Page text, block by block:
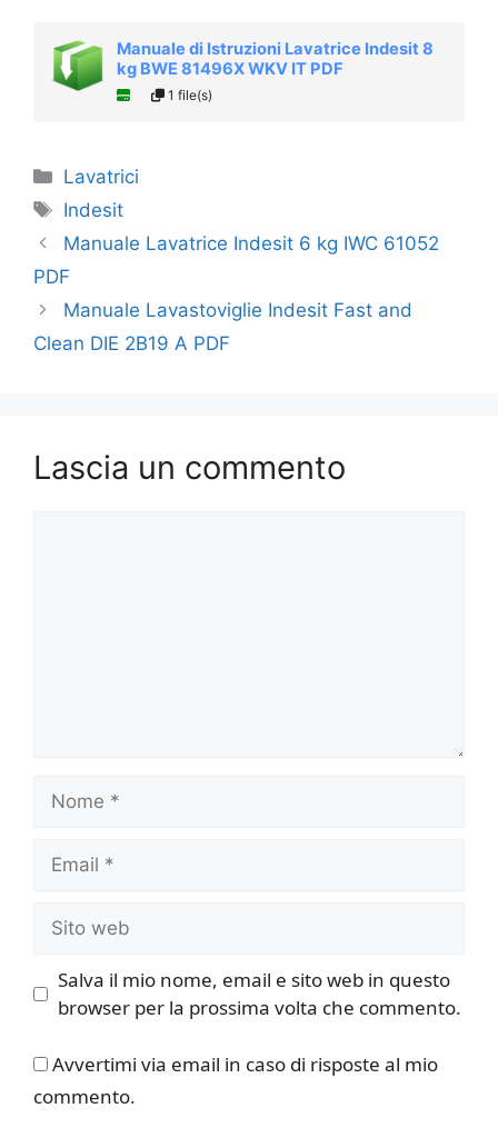
Manuale di Istruzioni Lavatrice Indesit 8
kg BWE 81496X WKV IT PDF
1 file(s)
Categorie
Lavatrici
Tag
Indesit
Manuale Lavatrice Indesit 6 kg​ IWC 61052
PDF
Manuale Lavastoviglie Indesit Fast and
Clean DIE 2B19 A PDF
Lascia un commento
Nome
Email
Sito
web
Salva il mio nome, email e sito web in questo
browser per la prossima volta che commento.
Avvertimi via email in caso di risposte al mio
commento.